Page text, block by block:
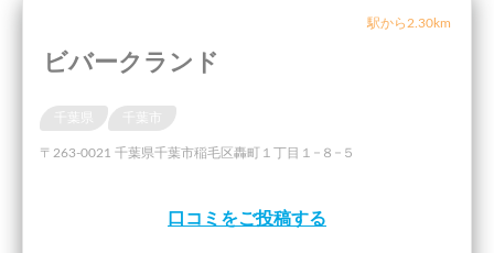
駅から2.30km
ビバークランド
千葉県 千葉市
〒263-0021 千葉県千葉市稲毛区轟町１丁目１−８−５
口コミをご投稿する